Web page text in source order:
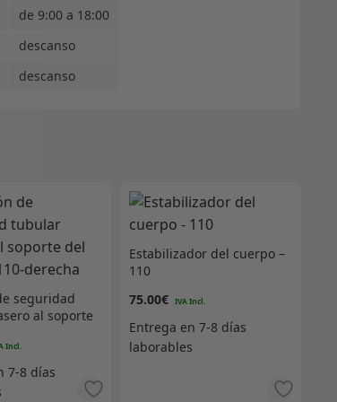
de 9:00 a 18:00
descanso
descanso
seguridad
al soporte
Estabilizador del cuerpo –
110
75.00€